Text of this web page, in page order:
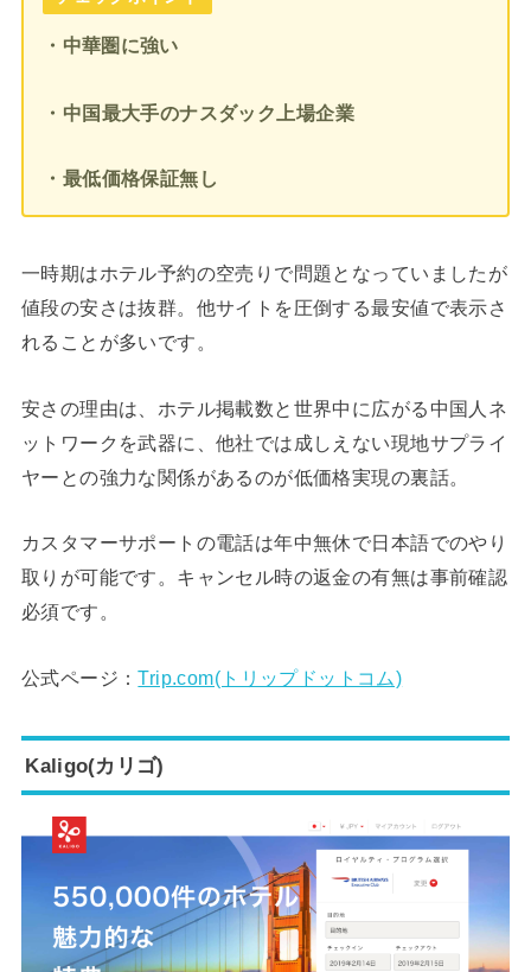
・中華圏に強い
・中国最大手のナスダック上場企業
・最低価格保証無し
一時期はホテル予約の空売りで問題となっていましたが
値段の安さは抜群。他サイトを圧倒する最安値で表示さ
れることが多いです。
安さの理由は、ホテル掲載数と世界中に広がる中国人ネ
ットワークを武器に、他社では成しえない現地サプライ
ヤーとの強力な関係があるのが低価格実現の裏話。
カスタマーサポートの電話は年中無休で日本語でのやり
取りが可能です。キャンセル時の返金の有無は事前確認
必須です。
公式ページ：Trip.com(トリップドットコム)
Kaligo(カリゴ)